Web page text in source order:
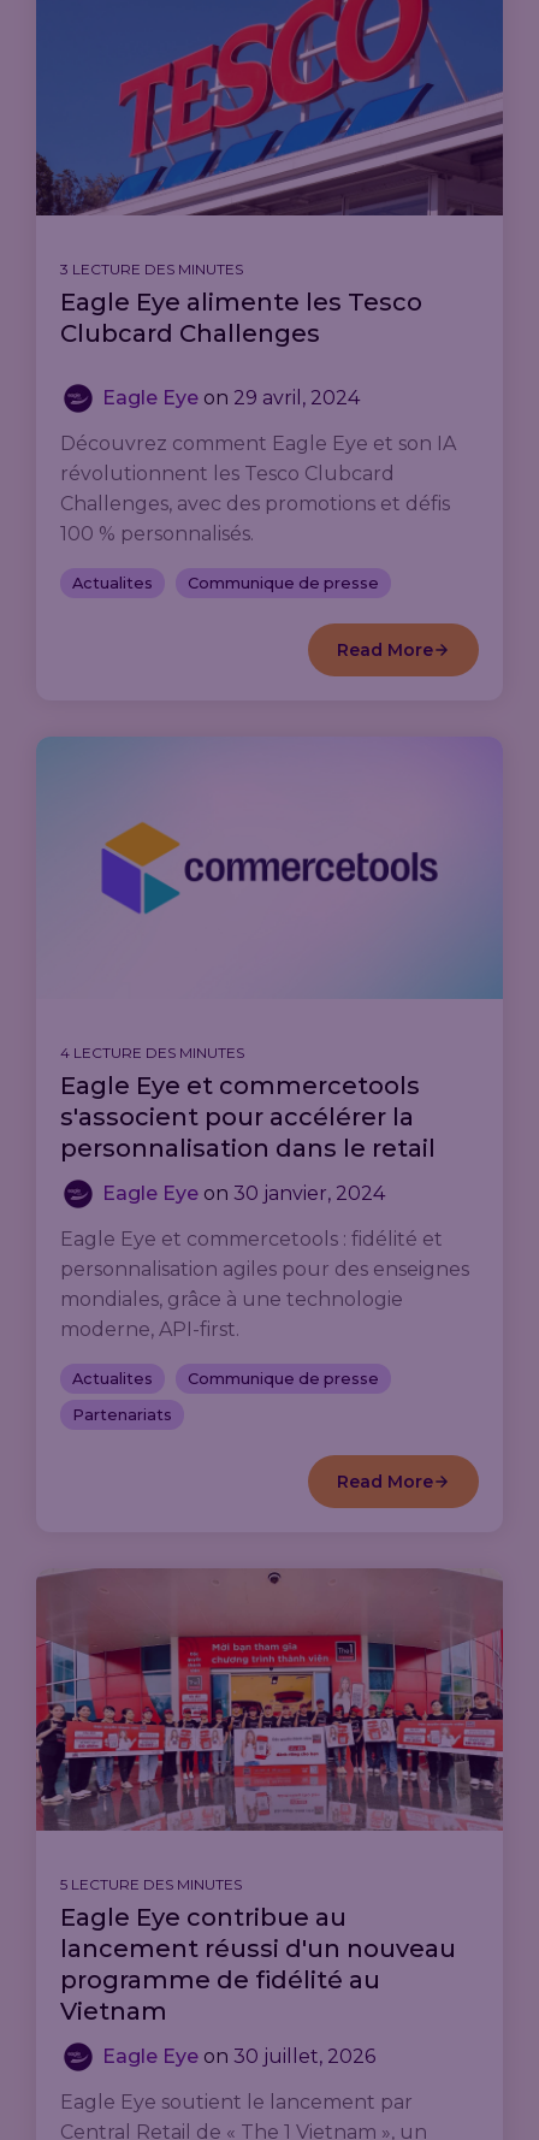
3 LECTURE DES MINUTES
Eagle Eye alimente les Tesco
Clubcard Challenges
Eagle Eye on 29 avril, 2024
Découvrez comment Eagle Eye et son IA
révolutionnent les Tesco Clubcard
Challenges, avec des promotions et défis
100 % personnalisés.
Actualites Communique de presse
Read More
4 LECTURE DES MINUTES
Eagle Eye et commercetools
s'associent pour accélérer la
personnalisation dans le retail
Eagle Eye on 30 janvier, 2024
Eagle Eye et commercetools : fidélité et
personnalisation agiles pour des enseignes
mondiales, grâce à une technologie
moderne, API-first.
Actualites
Communique de presse
Partenariats
Read More
5 LECTURE DES MINUTES
Eagle Eye contribue au
lancement réussi d'un nouveau
programme de fidélité au
Vietnam
Eagle Eye on 30 juillet, 2026
Eagle Eye soutient le lancement par
Central Retail de « The 1 Vietnam », un